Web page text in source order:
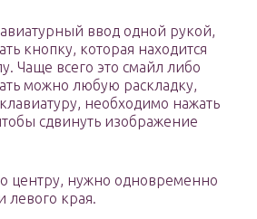
ввод одной рукой,
кнопку, которая находится
Чаще всего это смайл либо
можно любую раскладку,
необходимо нажать
сдвинуть изображение
центру, нужно одновременно
левого края.